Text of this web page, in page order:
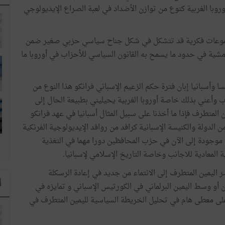
الغربية كنوع من توازن الأضداد في لعبة الصراع الإيديولوجي
فكرية قد تتشكل في شكل جناح سياسي حزبي صغير ضمن
في حدود ما يسمح به القانون السياسي للأحزاب في أوروبا ما
وأسبانيا إبان فترة حكم الزعيم الإسباني فرانكو هذا النوع من
وأعني بذلك خاصة أوروبا الغربية يحيليني بطبيعة الحال إلى
المتطرف فإذا ما أخذنا على سبيل المثال أسبانيا في عهد فرانكو
والكنيسة الإسبانية كرافد من روافد الإيديولوجية الفرنكية
موجودة إلى الآن في حزب المحافظين دورا مهما في التغذية
المعادية للاجانب وخاصة التاريخ الإسلامي لإسبانيا.
المتطرف إلى الانتماء من جديد في إعادة الرسكلة
وسط اليمين البرلماني في الكورتيس الإسباني و تمايزه في
على معطى هام في تحليل الخريطة السياسية لليمين المتطرف في